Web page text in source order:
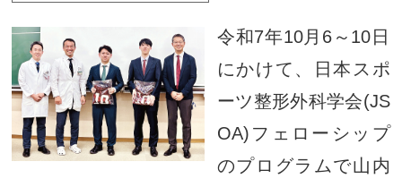
令和7年10月6～10日
にかけて、日本スポ
ーツ整形外科学会(JS
OA)フェローシップ
のプログラムで山内